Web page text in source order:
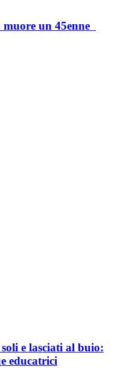
un 45enne
e lasciati al buio:
educatrici